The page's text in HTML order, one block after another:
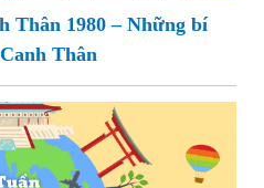
Thân 1980 – Những bí
Thân